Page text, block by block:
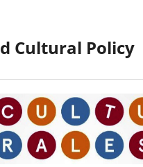
Cultural Policy